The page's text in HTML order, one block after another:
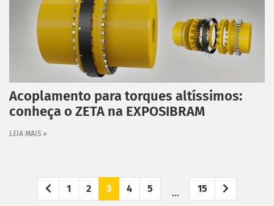
Acoplamento para torques altíssimos:
conheça o ZETA na EXPOSIBRAM
LEIA MAIS »
1 2 3 4 5 … 15